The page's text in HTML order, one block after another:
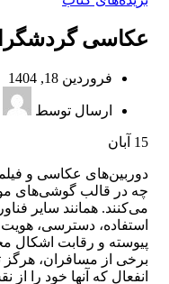
عکاسی
فروردین 18, 1404
ارسال توسط
15 آبان
دوربین‌های عکاسی و
چه در قالب گوشی‌های
می‌کنند. همانند سایر
استفاده، دسترسی،
پیوسته و رقابت اشکال
برخی از مسافران، هرگز